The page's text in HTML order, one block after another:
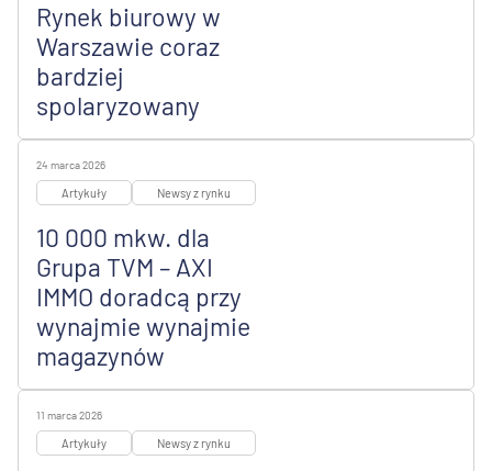
Rynek biurowy w
Warszawie coraz
bardziej
spolaryzowany
24 marca 2026
Artykuły Newsy z rynku
10 000 mkw. dla
Grupa TVM – AXI
IMMO doradcą przy
wynajmie wynajmie
magazynów
11 marca 2026
Artykuły Newsy z rynku